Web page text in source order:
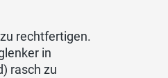
rechtfertigen.
in
rasch zu